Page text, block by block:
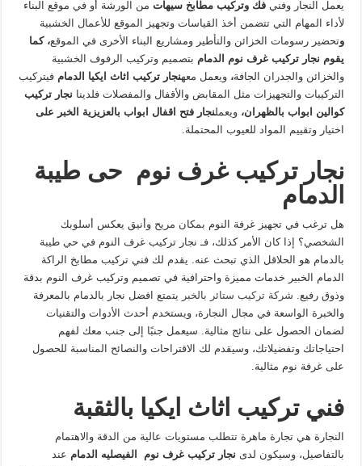
يعمل النجار وفنيفك وتركيب مطابخ سيهات من الورشة أو في موقع البناء
لأداء المهام التي تتضمن أخذ القياسات وتجهيز الموقع للأعمال الخشبية
وتحضير رسومات الخزائن والتأطير ومشاريع البناء الأخرى في الموقع، كما
يقوم نجار تركيب غرف نوم الدمام بتصميم وتركيب الرفوف الخشبية
والخزائن والجدران الجافة،ويعمل معهنجار تركيب اثاث ايكيا الدمامفيتركيب
التركيبات والتجهيزات مثل المقابض والأقفال والمفصلات فلدينا نجار تركيب
كوالين ابواب بالظهران،ويعملنجار فتح اقفال ابواب بالعزيزية الخبر على
اختيار وتقييم المواد للعيوب المحتملة.
نجار تركيب غرف نوم حى طيبة
الدمام
هل ترغب في تجهيز غرفة النوم بمكان مريح وأنيق يعكس أسلوبك
الشخصي؟ إذا كان الأمر كذلك، فـ نجار تركيب غرف النوم في حي طيبة
بالدمام هو الحلاقل الذي تبحث عنه. يقدم لك فني تركيب مطابخ الراكة
الدمام الخبير خدمات مميزة واحترافية في تصميم وتركيب غرف النوم بدقة
وذوق رفيع. شركة تركيب ستائر بالخبر يتمتع افضل نجار بالدمام بالمعرفة
والخبرة الواسعة في مجال النجارة، ويستخدم أحدث الأدوات والتقنيات
لضمان الحصول على نتائج مثالية. سيعمل جنبًا إلى جنب معك لفهم
احتياجاتك وتفضيلاتك، وسيقدم لك الاقتراحات والنصائح المناسبة للحصول
على غرفة نوم مثالية.
فني تركيب اثاث ايكيا بالثقبة
النجارة هي تجارة ماهرة تتطلب مستويات عالية من الدقة والاهتمام
بالتفاصيل، وسيكون لدى نجار تركيب غرف نوم الفيصليه الدمام عند